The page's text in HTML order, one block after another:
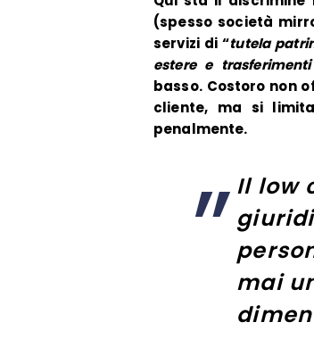
(spesso società
servizi di “tutela
estere e
basso. Costoro non
cliente, ma si
penalmente.
Il low
mai